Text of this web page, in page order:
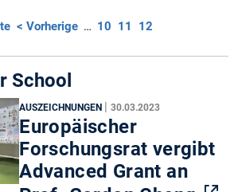
< Vorherige … 10 11 12
School
AUSZEICHNUNGEN |30.03.2023
Europäischer
Forschungsrat vergibt
Advanced Grant an